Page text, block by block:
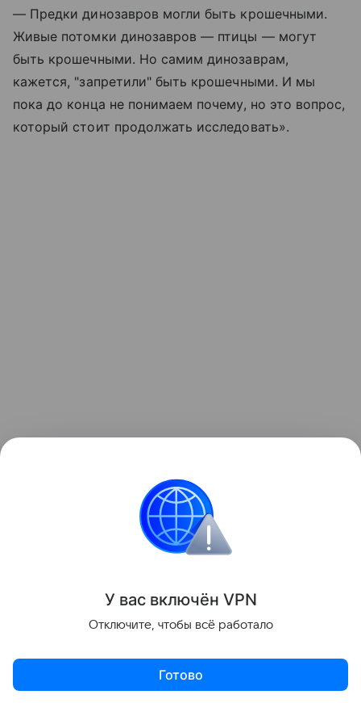
— Предки динозавров могли быть крошечными.
Живые потомки динозавров — птицы — могут
быть крошечными. Но самим динозаврам,
кажется, "запретили" быть крошечными. И мы
пока до конца не понимаем почему, но это вопрос,
который стоит продолжать исследовать».
жизни альваресзавроидов — маленьких
насекомоядных динозавров.
У вас включён VPN
Отключите, чтобы всё работало
Готово